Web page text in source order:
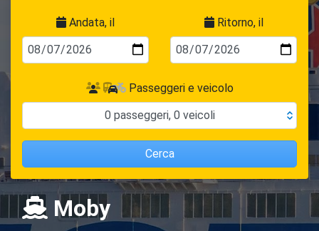
Moby
Andata, il Ritorno, il
Passeggeri e veicolo
0 passeggeri, 0 veicoli
Cerca